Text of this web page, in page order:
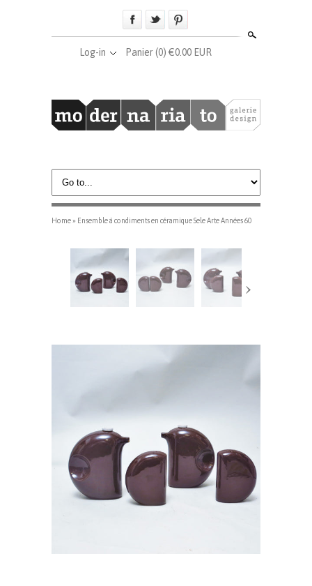
Log-in Panier(0) €0.00 EUR
Home» Ensemble à condiments en céramique Sele Arte Années 60
›